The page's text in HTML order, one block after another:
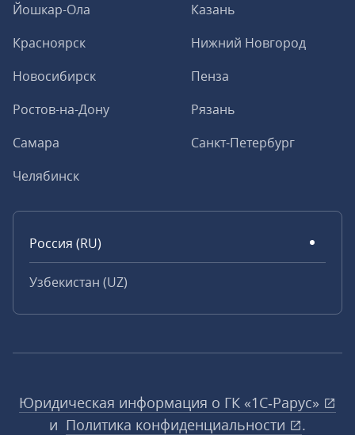
Йошкар-Ола
Казань
Красноярск
Нижний Новгород
Новосибирск
Пенза
Ростов-на-Дону
Рязань
Самара
Санкт-Петербург
Челябинск
Россия (RU)
Узбекистан (UZ)
Юридическая информация о ГК «1С‑Рарус»
и Политика конфиденциальности
.